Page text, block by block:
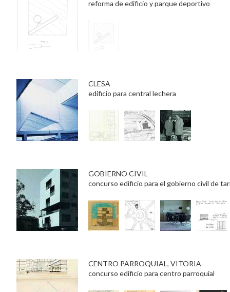
reforma de edificio y parque deportivo
CLESA
edificio para central lechera
GOBIERNO CIVIL
concurso edificio para el gobierno civil de
CENTRO PARROQUIAL, VITORIA
concurso edificio para centro parroquial